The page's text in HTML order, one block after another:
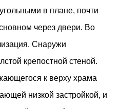
в плане, почти
через двери. Во
Снаружи
крепостной стеной.
к верху храма
низкой застройкой, и